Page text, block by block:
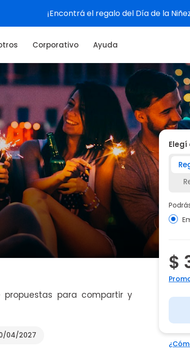
¡Encontrá el regalo del Día de la Niñez!
Corporativo Ayuda
para compartir y
04/2027
$